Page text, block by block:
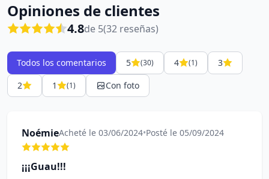
Opiniones de clientes
4.8de 5(32 reseñas)
Todos los comentarios 5 (30) 4 (1)
3
2
1 (1) Con foto
NoémieAcheté le 03/06/2024•Posté le 05/09/2024
¡¡¡Guau!!!